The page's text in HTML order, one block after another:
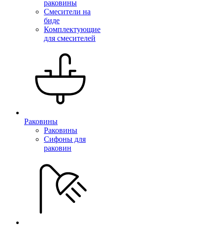
раковины
Смесители на
биде
Комплектующие
для смесителей
Раковины
Раковины
Сифоны для
раковин